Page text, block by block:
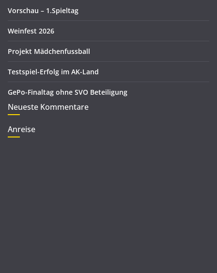
n
Vorschau – 1.Spieltag
Weinfest 2026
Projekt Mädchenfussball
Testspiel-Erfolg im AK-Land
GePo-Finaltag ohne SVO Beteiligung
Neueste Kommentare
Anreise